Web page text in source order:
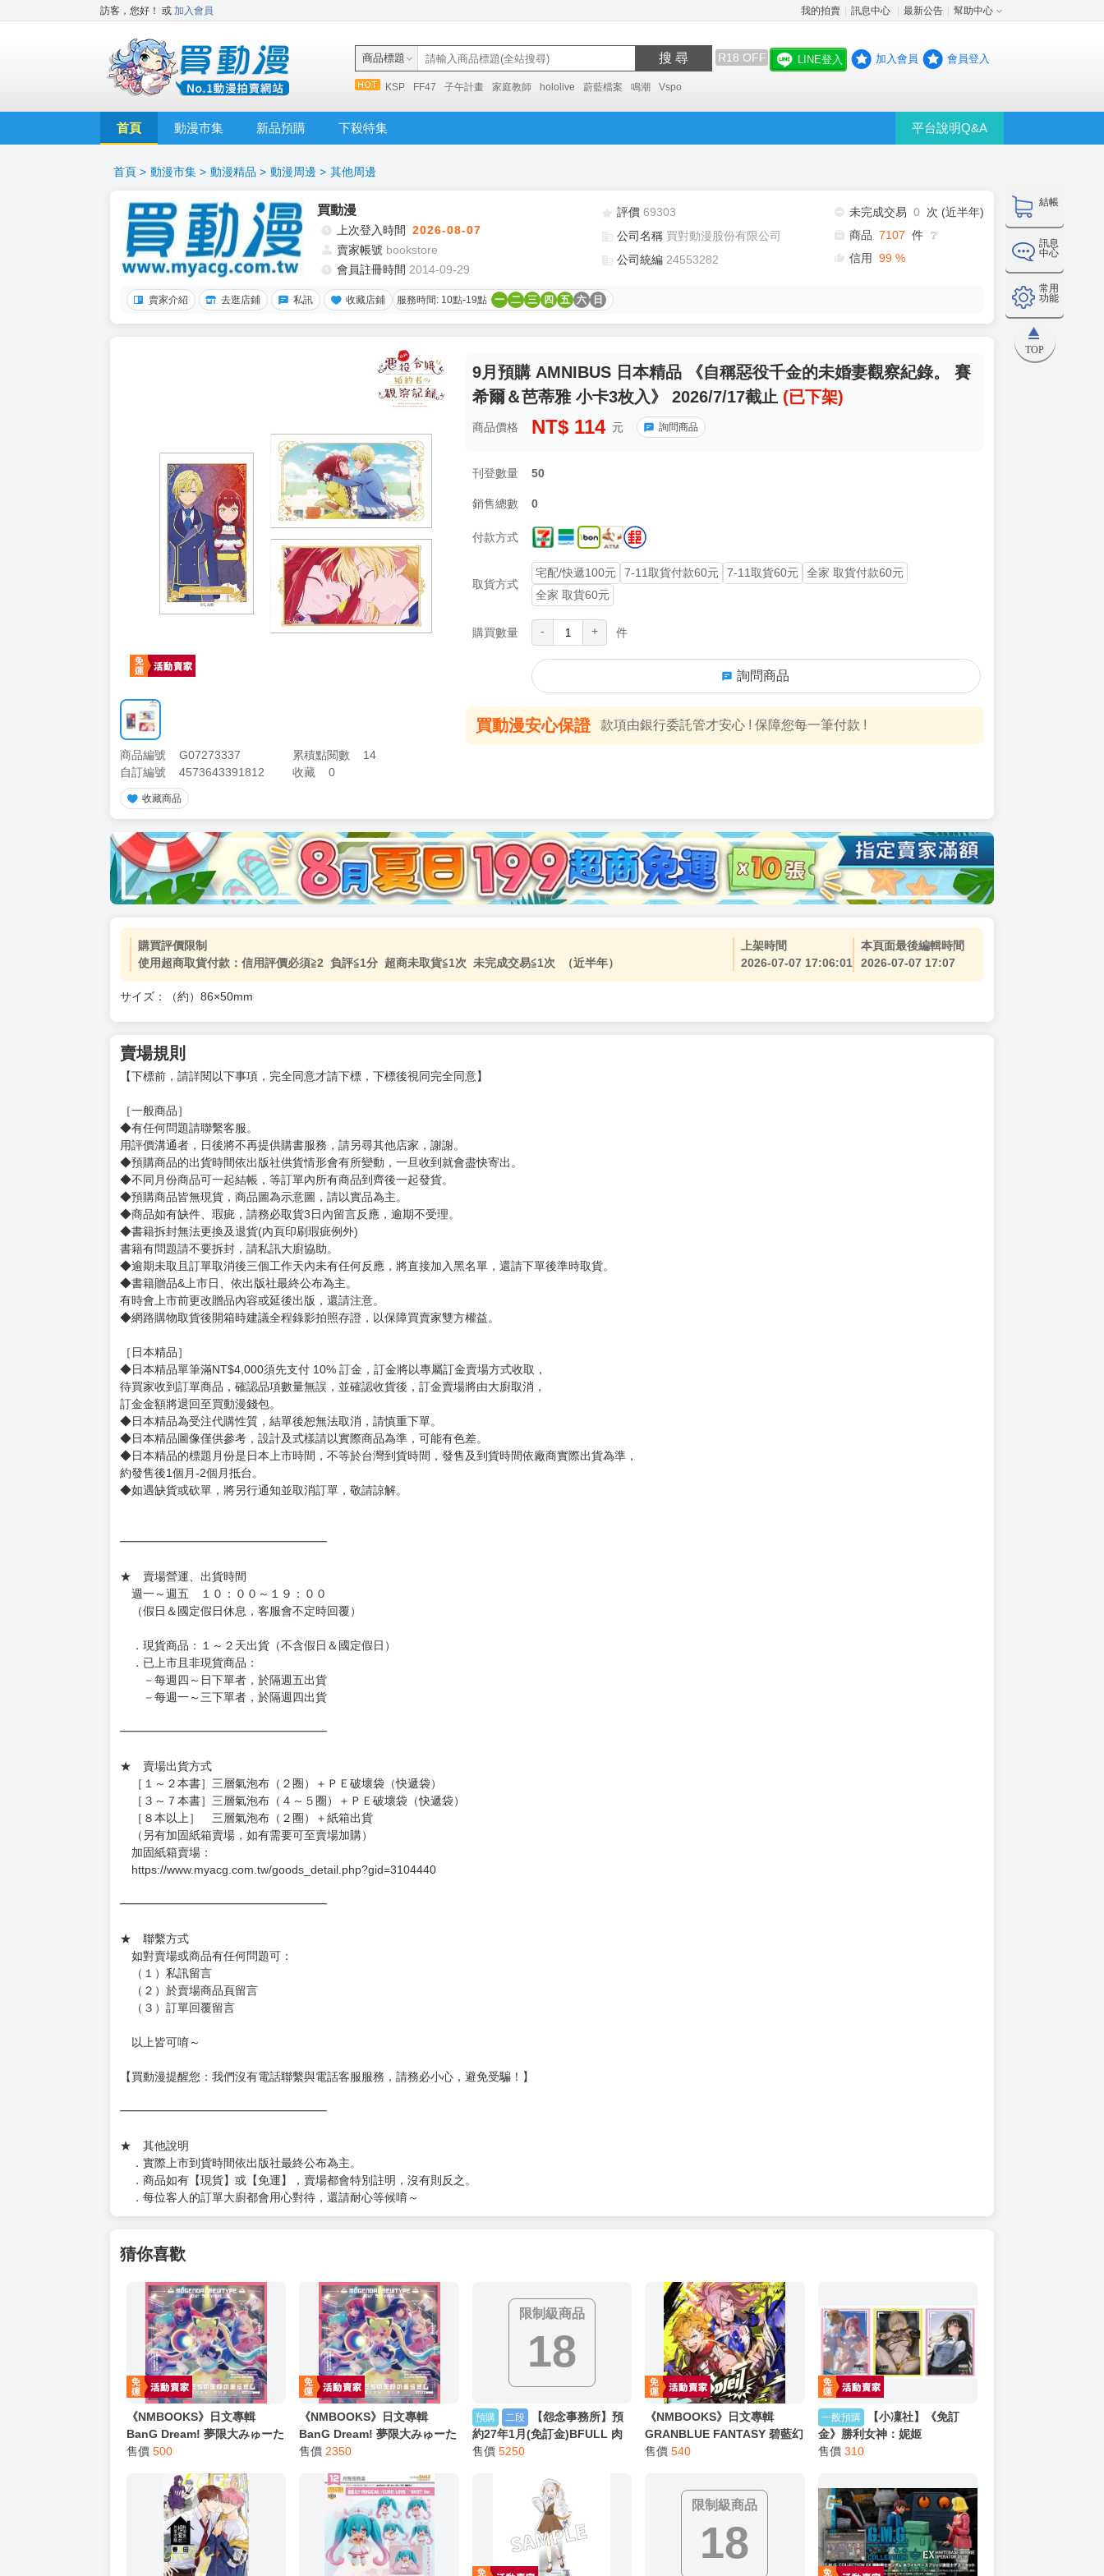
訪客，您好！ 或 加入會員 我的拍賣 訊息中心 最新公告 幫助中心
商品標題 搜 尋 R18 OFF
KSP FF47 子午計畫 家庭教師 hololive 蔚藍檔案 鳴潮 Vspo
LINE登入 加入會員 會員登入
首頁 動漫市集 新品預購 下殺特集 平台說明Q&A
結帳
訊息
中心
常用
功能
TOP
首頁 > 動漫市集 > 動漫精品 > 動漫周邊 > 其他周邊
買動漫
上次登入時間 2026-08-07
賣家帳號 bookstore
會員註冊時間 2014-09-29
評價 69303
公司名稱 買對動漫股份有限公司
公司統編 24553282
未完成交易 0
次 (近半年)
商品 7107 件 ❔
信用 99 %
賣家介紹 去逛店鋪 私訊 收藏店鋪 服務時間: 10點-19點 一 二 三 四 五 六 日
商品編號 G07273337 累積點閱數
14
自訂編號
4573643391812 收藏 0
收藏商品
9月預購 AMNIBUS 日本精品 《自稱惡役千金的未婚妻觀察紀錄。 賽
希爾＆芭蒂雅 小卡3枚入》 2026/7/17截止 (已下架)
商品價格 NT$ 114 元 詢問商品
刊登數量 50
銷售總數 0
付款方式
取貨方式
宅配/快遞100元 7-11取貨付款60元 7-11取貨60元
全家 取貨付款60元
全家 取貨60元
購買數量 - + 件
詢問商品
買動漫安心保證 款項由銀行委託管才安心 ! 保障您每一筆付款 !
購買評價限制
使用超商取貨付款：信用評價必須≧2 負評≦1分 超商未取貨≦1次 未完成交易≦1次 （近半年）
上架時間
2026-07-07 17:06:01
本頁面最後編輯時間
2026-07-07 17:07
サイズ：（約）86×50mm
賣場規則
【下標前，請詳閱以下事項，完全同意才請下標，下標後視同完全同意】
［一般商品］
◆有任何問題請聯繫客服。
用評價溝通者，日後將不再提供購書服務，請另尋其他店家，謝謝。
◆預購商品的出貨時間依出版社供貨情形會有所變動，一旦收到就會盡快寄出。
◆不同月份商品可一起結帳，等訂單內所有商品到齊後一起發貨。
◆預購商品皆無現貨，商品圖為示意圖，請以實品為主。
◆商品如有缺件、瑕疵，請務必取貨3日內留言反應，逾期不受理。
◆書籍拆封無法更換及退貨(內頁印刷瑕疵例外)
書籍有問題請不要拆封，請私訊大廚協助。
◆逾期未取且訂單取消後三個工作天內未有任何反應，將直接加入黑名單，還請下單後準時取貨。
◆書籍贈品&上市日、依出版社最終公布為主。
有時會上市前更改贈品內容或延後出版，還請注意。
◆網路購物取貨後開箱時建議全程錄影拍照存證，以保障買賣家雙方權益。
［日本精品］
◆日本精品單筆滿NT$4,000須先支付 10% 訂金，訂金將以專屬訂金賣場方式收取，
待買家收到訂單商品，確認品項數量無誤，並確認收貨後，訂金賣場將由大廚取消，
訂金金額將退回至買動漫錢包。
◆日本精品為受注代購性質，結單後恕無法取消，請慎重下單。
◆日本精品圖像僅供參考，設計及式樣請以實際商品為準，可能有色差。
◆日本精品的標題月份是日本上市時間，不等於台灣到貨時間，發售及到貨時間依廠商實際出貨為準，
約發售後1個月-2個月抵台。
◆如遇缺貨或砍單，將另行通知並取消訂單，敬請諒解。
━━━━━━━━━━━━━━━━━━
★ 賣場營運、出貨時間
週一～週五 １０：００～１９：００
（假日＆國定假日休息，客服會不定時回覆）
．現貨商品：１～２天出貨（不含假日＆國定假日）
．已上市且非現貨商品：
－每週四～日下單者，於隔週五出貨
－每週一～三下單者，於隔週四出貨
━━━━━━━━━━━━━━━━━━
★ 賣場出貨方式
［１～２本書］三層氣泡布（２圈）＋ＰＥ破壞袋（快遞袋）
［３～７本書］三層氣泡布（４～５圈）＋ＰＥ破壞袋（快遞袋）
［８本以上］ 三層氣泡布（２圈）＋紙箱出貨
（另有加固紙箱賣場，如有需要可至賣場加購）
加固紙箱賣場：
https://www.myacg.com.tw/goods_detail.php?gid=3104440
━━━━━━━━━━━━━━━━━━
★ 聯繫方式
如對賣場或商品有任何問題可：
（１）私訊留言
（２）於賣場商品頁留言
（３）訂單回覆留言
以上皆可唷～
【買動漫提醒您：我們沒有電話聯繫與電話客服服務，請務必小心，避免受騙！】
━━━━━━━━━━━━━━━━━━
★ 其他說明
．實際上市到貨時間依出版社最終公布為主。
．商品如有【現貨】或【免運】，賣場都會特別註明，沒有則反之。
．每位客人的訂單大廚都會用心對待，還請耐心等候唷～
猜你喜歡
《NMBOOKS》日文專輯
BanG Dream! 夢限大みゅーた
いぷ 5th單曲「これはぼくたち
售價 500
《NMBOOKS》日文專輯
BanG Dream! 夢限大みゅーた
いぷ 5th單曲「これはぼくたち
售價 2350
限制級商品
18
預購 二段
【怨念事務所】預
約27年1月(免訂金)BFULL 肉
感少女 前面座位的調皮女孩 桐
售價 5250
《NMBOOKS》日文專輯
GRANBLUE FANTASY 碧藍幻
想 第40彈 角色歌CD「Soleil
售價 540
一般預購
【小凜社】《免訂
金》勝利女神：妮姬
Vol.5241~5243 桃樂絲：機緣
售價 310
限制級商品
18